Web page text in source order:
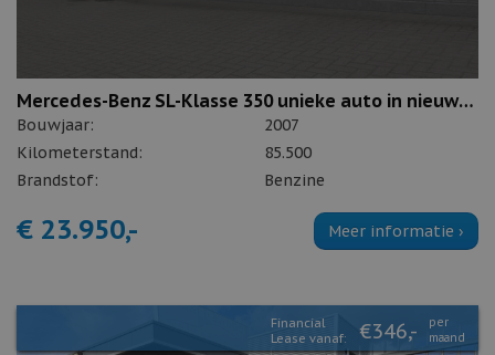
Mercedes-Benz SL-Klasse 350 unieke auto in nieuwstaat
Bouwjaar:
2007
Kilometerstand:
85.500
Brandstof:
Benzine
€ 23.950,- Meer informatie ›
Financial
Lease vanaf:
€346,-
per
maand